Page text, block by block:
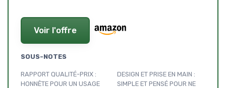
Voir l'offre
SOUS-NOTES
RAPPORT QUALITÉ-PRIX :
HONNÊTE POUR UN USAGE
DESIGN ET PRISE EN MAIN :
SIMPLE ET PENSÉ POUR NE